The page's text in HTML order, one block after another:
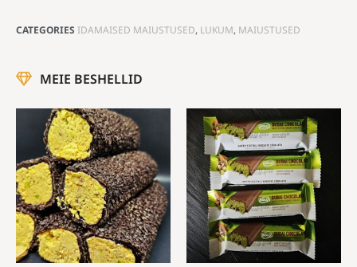
CATEGORIES IDAMAISED MAIUSTUSED, LUKUM, MAIUSTUSED
MEIE BESHELLID